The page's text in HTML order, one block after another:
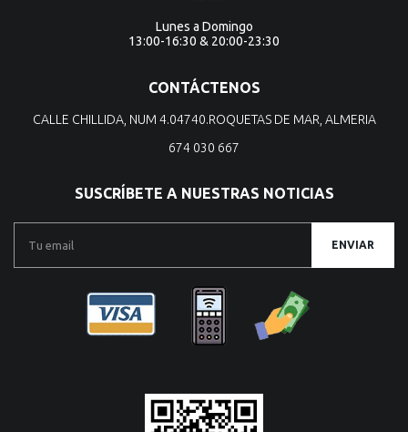
Lunes a Domingo
13:00-16:30 & 20:00-23:30
CONTÁCTENOS
CALLE CHILLIDA, NUM 4.04740.ROQUETAS DE MAR, ALMERIA
674 030 667
SUSCRÍBETE A NUESTRAS NOTICIAS
ENVIAR